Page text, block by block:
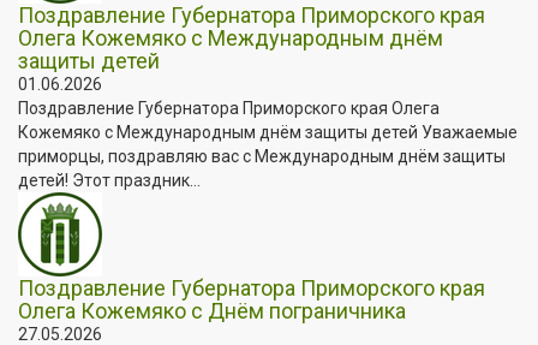
Поздравление Губернатора Приморского края
Олега Кожемяко с Международным днём
защиты детей
01.06.2026
Поздравление Губернатора Приморского края Олега
Кожемяко с Международным днём защиты детей Уважаемые
приморцы, поздравляю вас с Международным днём защиты
детей! Этот праздник...
Поздравление Губернатора Приморского края
Олега Кожемяко с Днём пограничника
27.05.2026